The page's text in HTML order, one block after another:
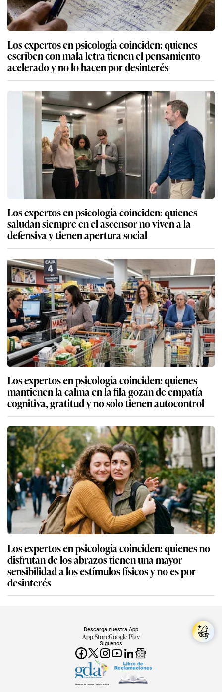
Los expertos en psicología coinciden: quienes
escriben con mala letra tienen el pensamiento
acelerado y no lo hacen por desinterés
Los expertos en psicología coinciden: quienes
saludan siempre en el ascensor no viven a la
defensiva y tienen apertura social
Los expertos en psicología coinciden: quienes
mantienen la calma en la fila gozan de empatía
cognitiva, gratitud y no solo tienen autocontrol
Los expertos en psicología coinciden: quienes no
disfrutan de los abrazos tienen una mayor
sensibilidad a los estímulos físicos y no es por
desinterés
Síguenos
Descarga nuestra App
App StoreGoogle Play
Miembro del Grupo de Diarios América